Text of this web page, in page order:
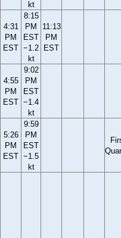
kt
4:31
PM
EST
8:15
PM
EST
−1.2
kt
11:13
PM
EST
4:55
PM
EST
9:02
PM
EST
−1.4
kt
5:26
PM
EST
9:59
PM
EST
−1.5
kt